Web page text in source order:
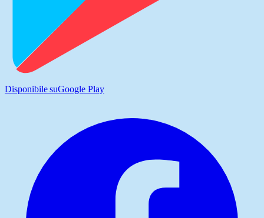
Disponibile suGoogle Play